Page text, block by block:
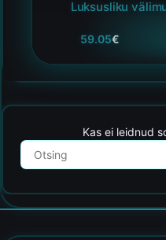
Luksusliku
59.05€
Kas ei leidnud